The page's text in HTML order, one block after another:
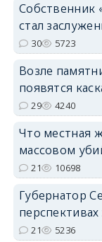
Собственник
стал
30 5723
Возле
появятся
29 4240
Что местная
массовом
21 10698
Губернатор
21 5236